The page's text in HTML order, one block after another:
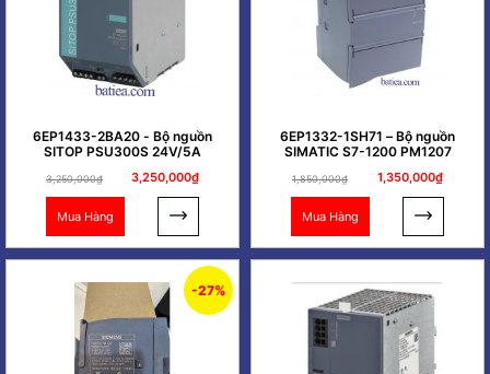
6EP1433-2BA20 - Bộ nguồn
SITOP PSU300S 24V/5A
3,250,000₫ 3,250,000₫
Mua Hàng
6EP1332-1SH71 – Bộ nguồn
SIMATIC S7-1200 PM1207
1,850,000₫ 1,350,000₫
Mua Hàng
-27%